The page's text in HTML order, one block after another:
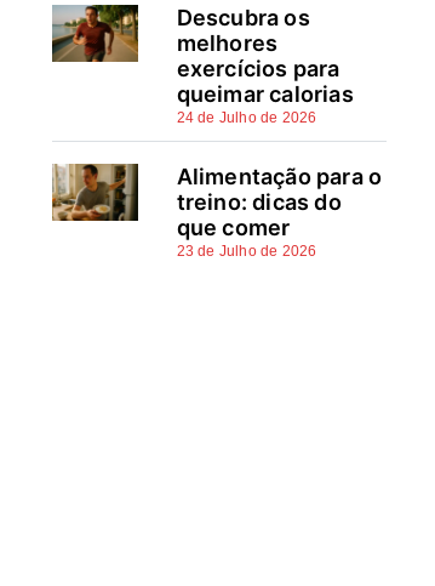
Critérios práticos garantem
escolhas seguras e
informadas
Fontes e referências
Descubra os
melhores
exercícios para
queimar calorias
24 de Julho de 2026
Alimentação para o
treino: dicas do
que comer
23 de Julho de 2026